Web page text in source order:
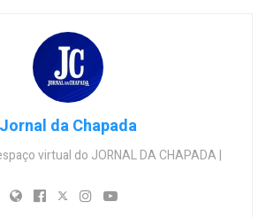
Jornal da Chapada
virtual do JORNAL DA CHAPADA |